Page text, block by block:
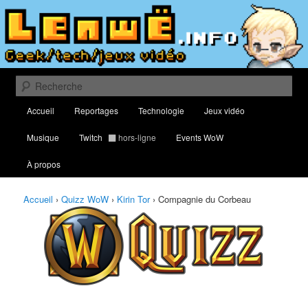
Aller
contenu
principal
Aller
contenu
secondaireLenwë – Culture geek, tech et jeux
vidéo
Classement des meilleurs joueurs au Quizz World of Warcraft
Recherche
principal
Accueil Reportages Technologie Jeux vidéo
Musique Twitch hors-ligne Events WoW
À propos
Accueil › Quizz WoW › Kirin Tor › Compagnie du Corbeau